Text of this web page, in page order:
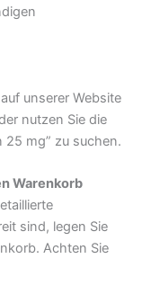
unserer Website
nutzen Sie die
25 mg” zu suchen.
Warenkorb
sind, legen Sie
Achten Sie